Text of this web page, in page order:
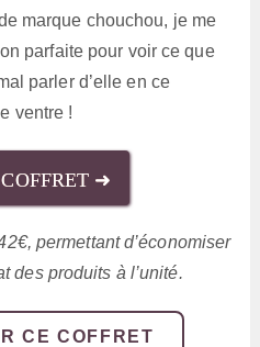
marque chouchou, je me
parfaite pour voir ce que
parler d’elle en ce
ventre !
➜
permettant d’économiser
des produits à l’unité.
CE COFFRET